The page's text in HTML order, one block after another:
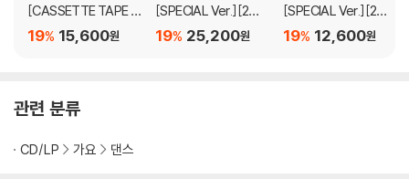
d (채령)'(언디파인드), 'Tangerine (유나)'(탠저린)까지 8곡이 알차게
수록됐다. 듣는 재미가 있는 실험적 팝 사운드부터 무대 열기, 에너지를 온
내외 유수 작가진이 손을 더해 완성도를 높였다.
2026년 초봄, ITZY는 '퍼포먼스 퀸'이라는 수식어를 입증하듯 월드투어
[CASSETTE TAPE V
er.]
15,600원
19%
[SPECIAL Ver.][2종
SET] 25,200원
19%
[SPECIAL Ver.][2종
중 1종 랜덤발송]
12,600원
19%
관련 분류
CD/LP 가요 댄스